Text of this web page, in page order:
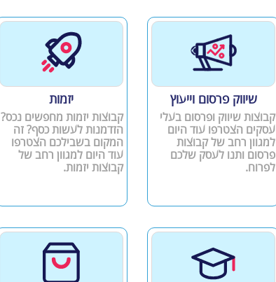
שיווק פרסום וייעוץ
קבוצות שיווק ופרסום בעלי
עסקים הצטרפו עוד היום
למגוון רחב של קבוצות
פרסום ותנו לעסק שלכם
לפרוח.
יזמות
קבוצות יזמות מחפשים נכס?
הזדמנות לעשות כסף? זה
המקום בשבילכם הצטרפו
עוד היום למגוון רחב של
קבוצות יזמות.